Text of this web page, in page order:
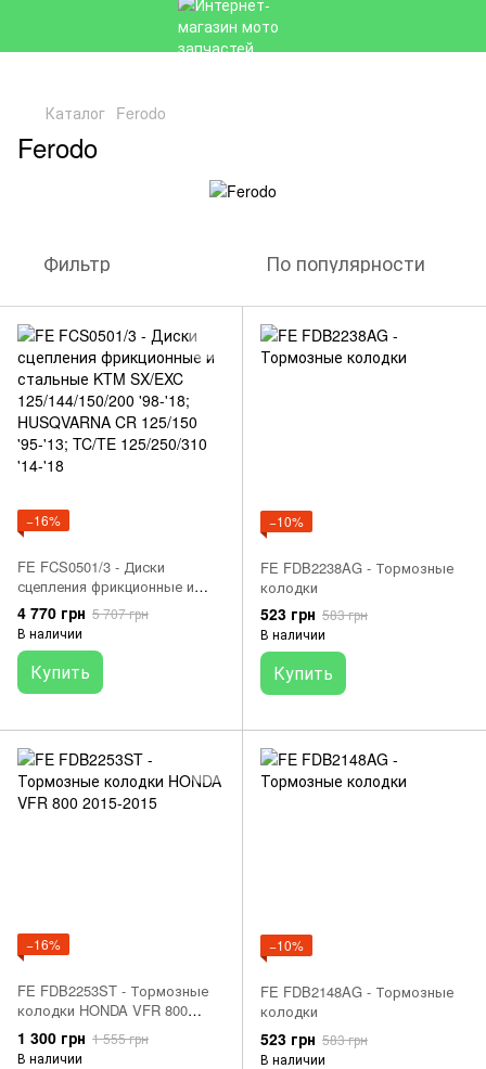
Каталог Ferodo
Ferodo
Фильтр По популярности
−16%
FE FCS0501/3 - Диски
сцепления фрикционные и
стальные KTM SX/EXC
125/144/150/200 '98-'18;
HUSQVARNA CR 125/150 '95-
'13; TC/TE 125/250/310 '14-'18
4 770 грн 5 707 грн
В наличии
Купить
−10%
FE FDB2238AG - Тормозные
колодки
523 грн 583 грн
В наличии
Купить
−16%
FE FDB2253ST - Тормозные
колодки HONDA VFR 800
2015-2015
1 300 грн 1 555 грн
В наличии
−10%
FE FDB2148AG - Тормозные
колодки
523 грн 583 грн
В наличии